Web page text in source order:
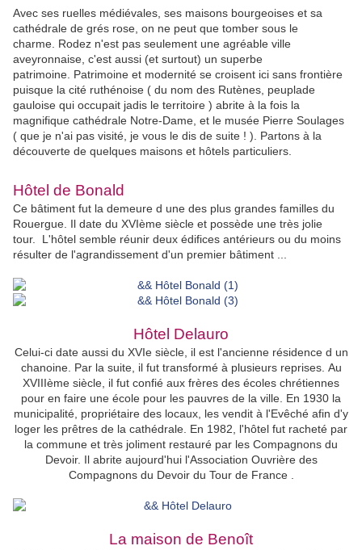
Avec ses ruelles médiévales, ses maisons bourgeoises et sa
cathédrale de grés rose, on ne peut que tomber sous le
charme. Rodez n'est pas seulement une agréable ville
aveyronnaise, c'est aussi (et surtout) un superbe
patrimoine. Patrimoine et modernité se croisent ici sans frontière
puisque la cité ruthénoise ( du nom des Rutènes, peuplade
gauloise qui occupait jadis le territoire ) abrite à la fois la
magnifique cathédrale Notre-Dame, et le musée Pierre Soulages
( que je n'ai pas visité, je vous le dis de suite ! ). Partons à la
découverte de quelques maisons et hôtels particuliers.
Hôtel de Bonald
Ce bâtiment fut la demeure d une des plus grandes familles du
Rouergue. Il date du XVIème siècle et possède une très jolie
tour.
L'hôtel semble réunir deux édifices antérieurs ou du moins
résulter de l'agrandissement d'un premier bâtiment ...
Hôtel Delauro
Celui-ci date aussi du XVIe siècle, il est l'ancienne résidence d un
chanoine. Par la suite, il fut transformé à plusieurs reprises. Au
XVIIIème siècle, il fut confié aux frères des écoles chrétiennes
pour en faire une école pour les pauvres de la ville. En 1930 la
municipalité, propriétaire des locaux, les vendit à l'Evêché afin d'y
loger les prêtres de la cathédrale. En 1982, l'hôtel fut racheté par
la commune et très joliment restauré par les Compagnons du
Devoir. Il abrite aujourd'hui l'Association Ouvrière des
Compagnons du Devoir du Tour de France .
La maison de Benoît